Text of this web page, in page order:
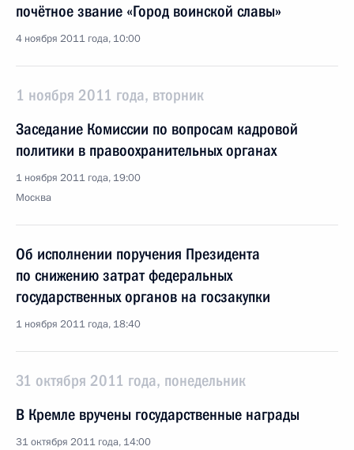
почётное звание «Город воинской славы»
4 ноября 2011 года, 10:00
1 ноября 2011 года, вторник
Заседание Комиссии по вопросам кадровой
политики в правоохранительных органах
1 ноября 2011 года, 19:00
Москва
Об исполнении поручения Президента
по снижению затрат федеральных
государственных органов на госзакупки
1 ноября 2011 года, 18:40
31 октября 2011 года, понедельник
В Кремле вручены государственные награды
31 октября 2011 года, 14:00